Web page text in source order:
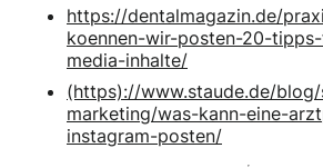
https://dentalmagazin.de/
koennen-wir-posten-20-
media-inhalte/
(https)://www.staude.de/
marketing/was-kann-eine-
instagram-posten/